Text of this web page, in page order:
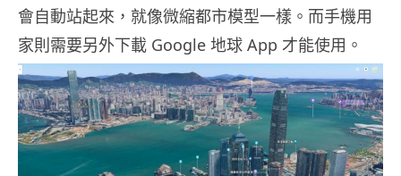
會自動站起來，就像微縮都市模型一樣。而手機用
家則需要另外下載 Google 地球 App 才能使用。